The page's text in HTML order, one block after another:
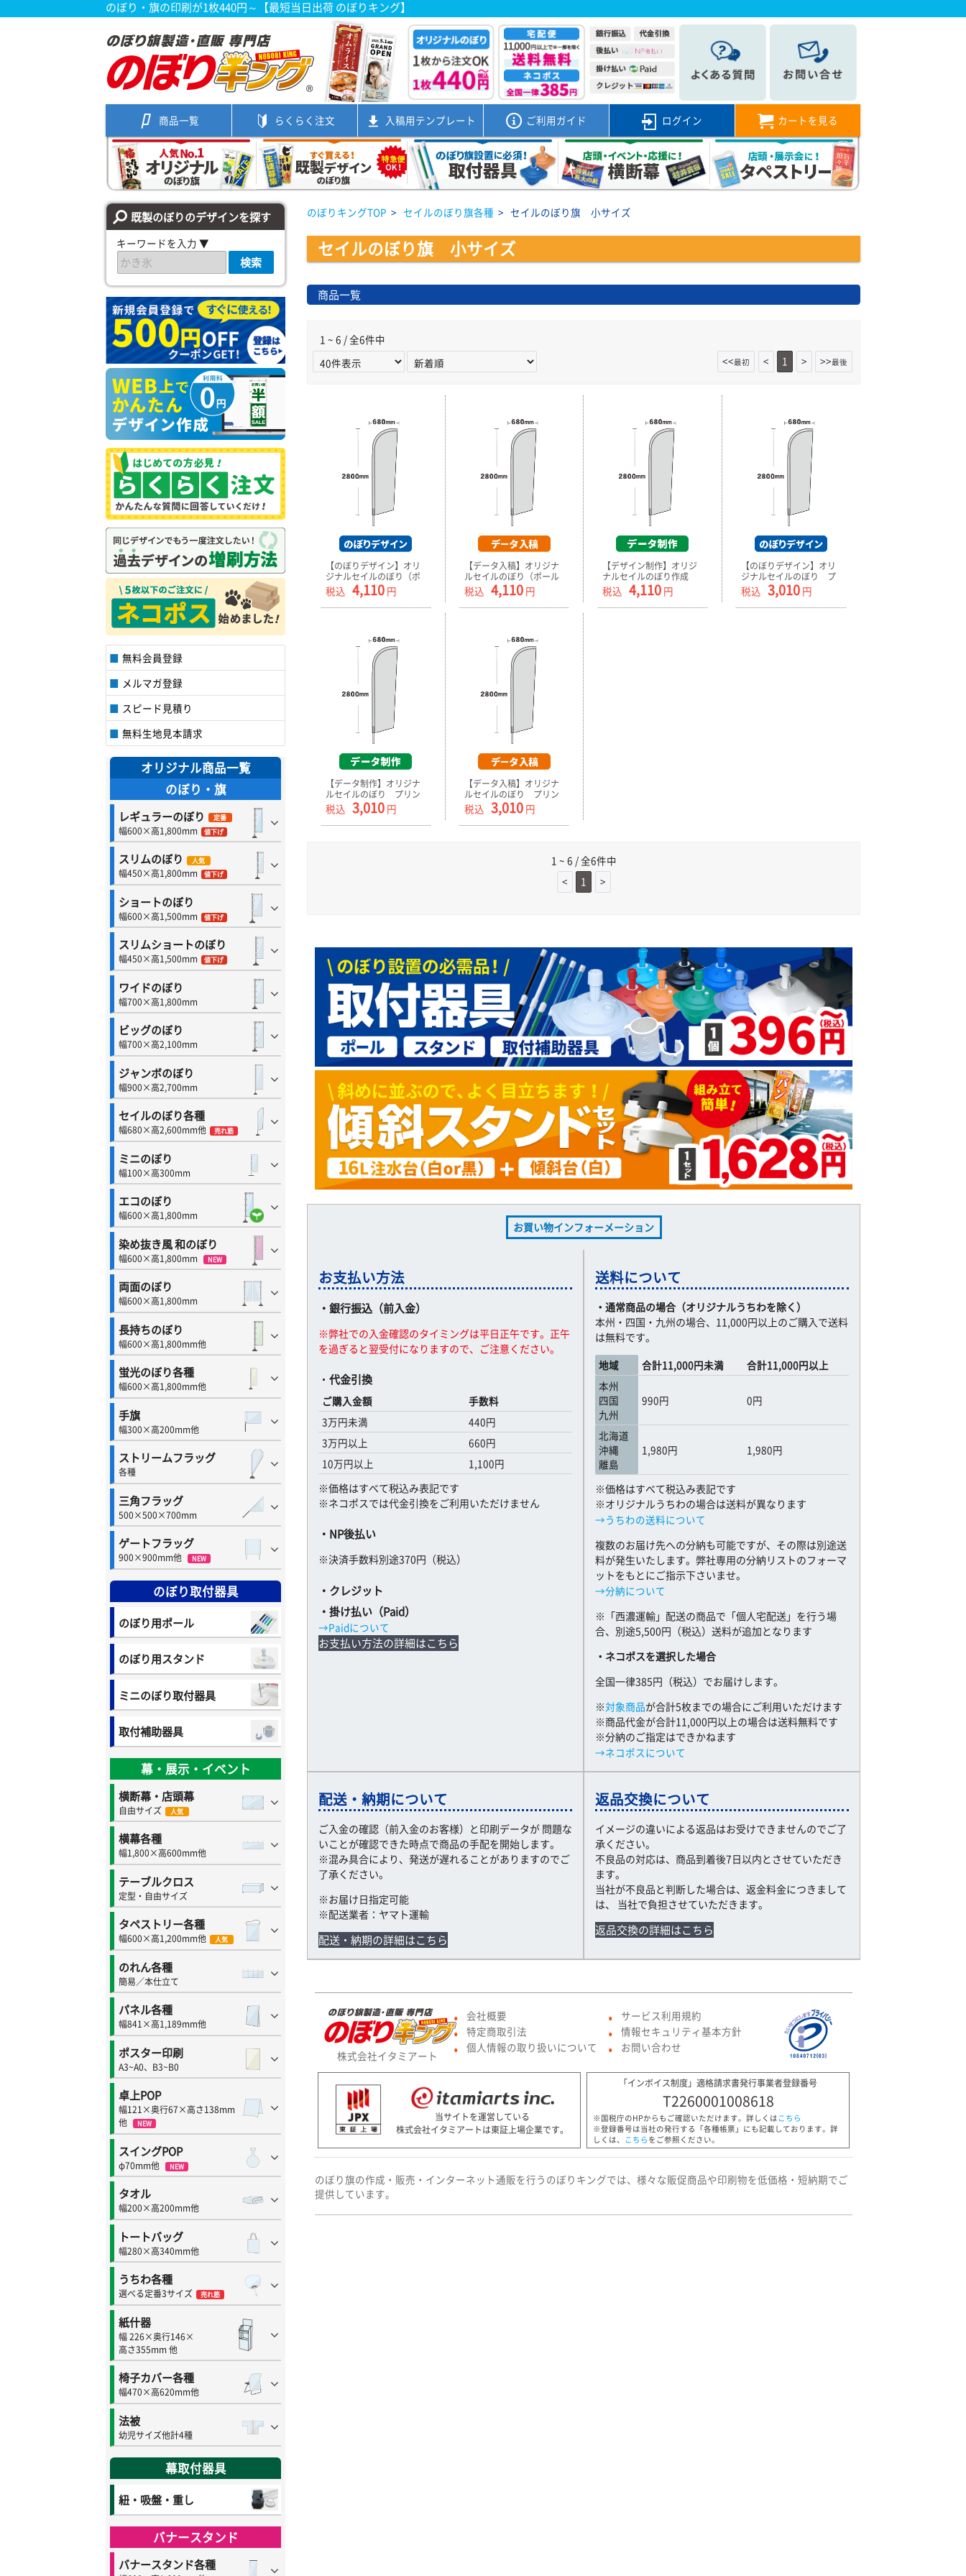
のぼり・旗の印刷が1枚440円～【最短当日出荷 のぼりキング】
商品一覧 らくらく注文 入稿用テンプレート ご利用ガイド ログイン カートを見る
既製のぼりのデザインを探す
キーワードを入力 ▼
検索
無料会員登録
メルマガ登録
スピード見積り
無料生地見本請求
オリジナル商品一覧
のぼり・旗
レギュラーのぼり 定番
幅600×高1,800mm 値下げ
スリムのぼり 人気
幅450×高1,800mm 値下げ
ショートのぼり
幅600×高1,500mm 値下げ
スリムショートのぼり
幅450×高1,500mm 値下げ
ワイドのぼり
幅700×高1,800mm
ビッグのぼり
幅700×高2,100mm
ジャンボのぼり
幅900×高2,700mm
セイルのぼり各種
幅680×高2,600mm他 売れ筋
ミニのぼり
幅100×高300mm
エコのぼり
幅600×高1,800mm
染め抜き風 和のぼり
幅600×高1,800mm NEW
両面のぼり
幅600×高1,800mm
長持ちのぼり
幅600×高1,800mm他
蛍光のぼり各種
幅600×高1,800mm他
手旗
幅300×高200mm他
ストリームフラッグ
各種
三角フラッグ
500×500×700mm
ゲートフラッグ
900×900mm他 NEW
のぼり取付器具
のぼり用ポール
のぼり用スタンド
ミニのぼり取付器具
取付補助器具
幕・展示・イベント
横断幕・店頭幕
自由サイズ 人気
横幕各種
幅1,800×高600mm他
テーブルクロス
定型・自由サイズ
タペストリー各種
幅600×高1,200mm他 人気
のれん各種
簡易／本仕立て
パネル各種
幅841×高1,189mm他
ポスター印刷
A3~A0、B3~B0
卓上POP
幅121×奥行67×高さ138mm
他
NEW
スイングPOP
φ70mm他 NEW
タオル
幅200×高200mm他
トートバッグ
幅280×高340mm他
うちわ各種
選べる定番3サイズ 売れ筋
紙什器
幅 226×奥行146×
高さ355mm 他
椅子カバー各種
幅470×高620mm他
法被
幼児サイズ他計4種
幕取付器具
紐・吸盤・重し
バナースタンド
バナースタンド各種
のぼりキングTOP > セイルのぼり旗各種 > セイルのぼり旗 小サイズ
セイルのぼり旗 小サイズ
商品一覧
1 ~ 6 / 全6件中
<<最初 < 1 > >>最後
【のぼりデザイン】オリ
ジナルセイルのぼり（ポ
ール付） 小
680mm×2600mm
税込 4,110 円
【データ入稿】オリジナ
ルセイルのぼり（ポール
付） 小
680mm×2600mm
税込 4,110 円
【デザイン制作】オリジ
ナルセイルのぼり作成
（ポール付） 小
680mm×2600mm
税込 4,110 円
【のぼりデザイン】オリ
ジナルセイルのぼり プ
リント生地のみ 小
680mm×2600mm
税込 3,010 円
【データ制作】オリジナ
ルセイルのぼり プリン
ト生地のみ 小
680mm×2600mm
税込 3,010 円
【データ入稿】オリジナ
ルセイルのぼり プリン
ト生地のみ 小
680mm×2600mm
税込 3,010 円
1 ~ 6 / 全6件中
<
1 >
お買い物インフォーメーション
お支払い方法
・銀行振込（前入金）
※弊社での入金確認のタイミングは平日正午です。正午
を過ぎると翌受付になりますので、ご注意ください。
・ 代金引換
ご購入金額
手数料
3万円未満
440円
3万円以上
660円
10万円以上
1,100円
※価格はすべて税込み表記です
※ネコポスでは代金引換をご利用いただけません
・NP後払い
※決済手数料別途370円（税込）
・クレジット
・掛け払い（Paid）
→Paidについて
お支払い方法の詳細はこちら
送料について
・通常商品の場合（オリジナルうちわを除く）
本州・四国・九州の場合、11,000円以上のご購入で送料
は無料です。
地域
合計11,000円未満
合計11,000円以上
本州
四国
九州
990円 0円
北海道
沖縄
離島
1,980円 1,980円
※価格はすべて税込み表記です
※オリジナルうちわの場合は送料が異なります
→うちわの送料について
複数のお届け先への分納も可能ですが、その際は別途送
料が発生いたします。弊社専用の分納リストのフォーマ
ットをもとにご指示下さいませ。
→分納について
※「西濃運輸」配送の商品で「個人宅配送」を行う場
合、別途5,500円（税込）送料が追加となります
・ネコポスを選択した場合
全国一律385円（税込）でお届けします。
※対象商品が合計5枚までの場合にご利用いただけます
※商品代金が合計11,000円以上の場合は送料無料です
※分納のご指定はできかねます
→ネコポスについて
配送・納期について
ご入金の確認（前入金のお客様）と印刷データが 問題な
いことが確認できた時点で商品の手配を開始します。
※混み具合により、発送が遅れることがありますのでご
了承ください。
※お届け日指定可能
※配送業者：ヤマト運輸
配送・納期の詳細はこちら
返品交換について
イメージの違いによる返品はお受けできませんのでご了
承ください。
不良品の対応は、商品到着後7日以内とさせていただき
ます。
当社が不良品と判断した場合は、返金料金につきまして
は、 当社で負担させていただきます。
返品交換の詳細はこちら
株式会社イタミアート
● 会社概要
● 特定商取引法
● 個人情報の取り扱いについて
● サービス利用規約
● 情報セキュリティ基本方針
● お問い合わせ
当サイトを運営している
株式会社イタミアートは東証上場企業です。
「インボイス制度」適格請求書発行事業者登録番号
T2260001008618
※国税庁のHPからもご確認いただけます。詳しくは こちら
※登録番号は当社の発行する「各種帳票」にも記載しております。詳
しくは、
こちら をご参照ください。
のぼり旗の作成・販売・インターネット通販を行うのぼりキングでは、様々な販促商品や印刷物を低価格・短納期でご
提供しています。